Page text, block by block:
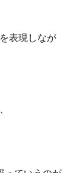
表現しなが